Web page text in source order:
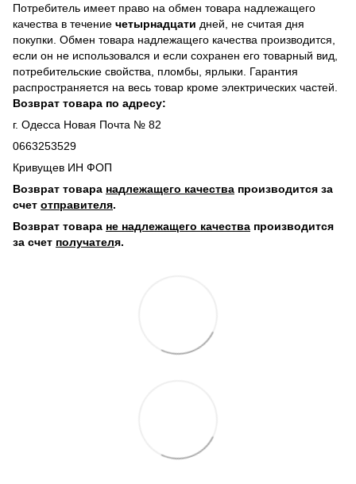
Потребитель имеет право на обмен товара надлежащего
качества в течение четырнадцати дней, не считая дня
покупки. Обмен товара надлежащего качества производится,
если он не использовался и если сохранен его товарный вид,
потребительские свойства, пломбы, ярлыки. Гарантия
распространяется на весь товар кроме электрических частей.
Возврат товара по адресу:
г. Одесса Новая Почта № 82
0663253529
Кривущев ИН ФОП
Возврат товара надлежащего качества производится за
счет отправителя.
Возврат товара не надлежащего качества производится
за счет получателя.